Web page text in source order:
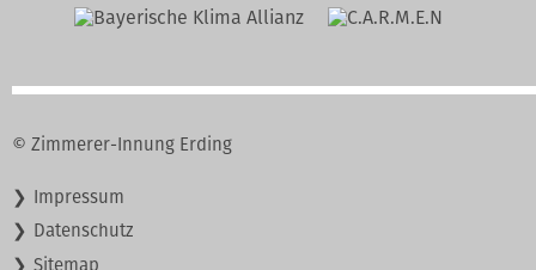
© Zimmerer-Innung Erding
Navigation
überspringen
Impressum
Datenschutz
Sitemap